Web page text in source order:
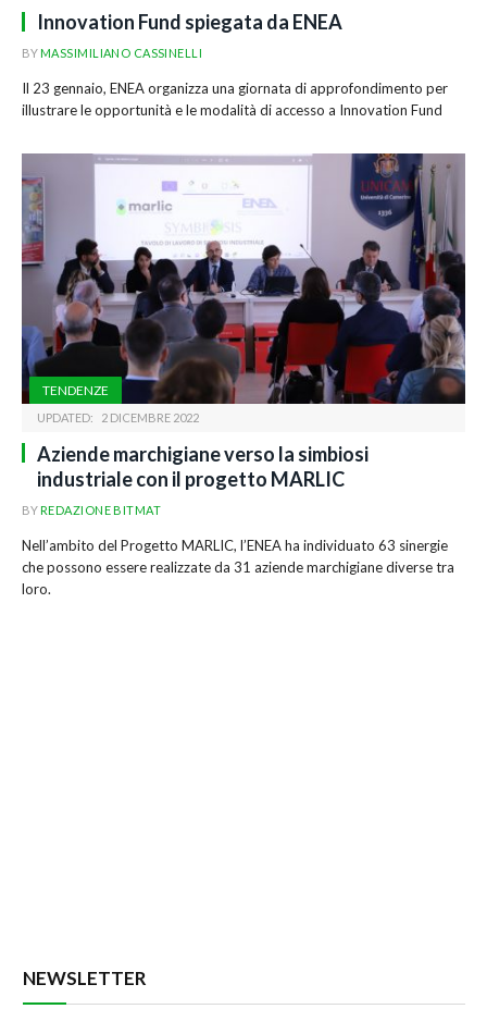
Innovation Fund spiegata da ENEA
BYMASSIMILIANO CASSINELLI
Il 23 gennaio, ENEA organizza una giornata di approfondimento per
illustrare le opportunità e le modalità di accesso a Innovation Fund
TENDENZE
UPDATED: 2 DICEMBRE 2022
Aziende marchigiane verso la simbiosi
industriale con il progetto MARLIC
BYREDAZIONE BITMAT
Nell’ambito del Progetto MARLIC, l’ENEA ha individuato 63 sinergie
che possono essere realizzate da 31 aziende marchigiane diverse tra
loro.
NEWSLETTER